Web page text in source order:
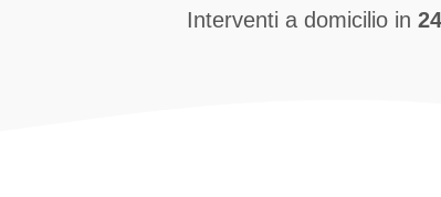
Interventi a domicilio in